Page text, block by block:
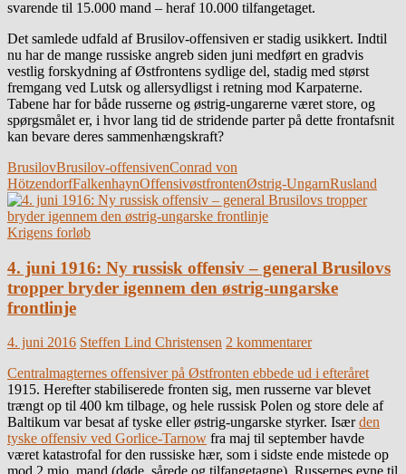
svarende til 15.000 mand – heraf 10.000 tilfangetaget.
Det samlede udfald af Brusilov-offensiven er stadig usikkert. Indtil
nu har de mange russiske angreb siden juni medført en gradvis
vestlig forskydning af Østfrontens sydlige del, stadig med størst
fremgang ved Lutsk og allersydligst i retning mod Karpaterne.
Tabene har for både russerne og østrig-ungarerne været store, og
spørgsmålet er, i hvor lang tid de stridende parter på dette frontafsnit
kan bevare deres sammenhængskraft?
BrusilovBrusilov-offensivenConrad von
HötzendorfFalkenhaynOffensivøstfrontenØstrig-UngarnRusland
Krigens forløb
4. juni 1916: Ny russisk offensiv – general Brusilovs
tropper bryder igennem den østrig-ungarske
frontlinje
4. juni 2016 Steffen Lind Christensen 2 kommentarer
Centralmagternes offensiver på Østfronten ebbede ud i efteråret
1915. Herefter stabiliserede fronten sig, men russerne var blevet
trængt op til 400 km tilbage, og hele russisk Polen og store dele af
Baltikum var besat af tyske eller østrig-ungarske styrker. Isærden
tyske offensiv ved Gorlice-Tarnow fra maj til september havde
været katastrofal for den russiske hær, som i sidste ende mistede op